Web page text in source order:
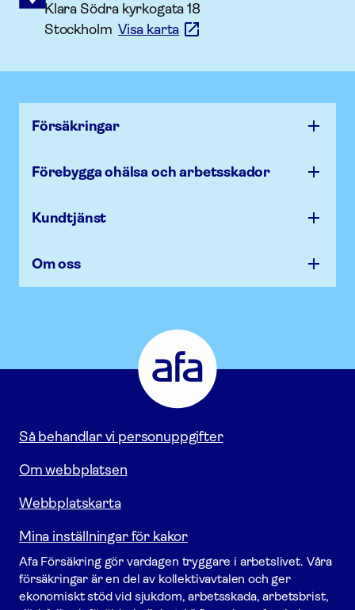
Klara Södra kyrkogata 18
StockholmVisa karta
Försäk­ringar
Förebygga ohälsa och arbets­skador
Kundtjänst
Om oss
Försäkring
Gå
till
startsidan
Så behandlar vi personuppgifter
Om webbplatsen
Webbplatskarta
Mina inställningar för kakor
Afa För­säkring gör vardagen tryggare i arbetslivet. Våra
försäk­ringar är en del av kollektivavtalen och ger
ekonomiskt stöd vid sjukdom, arbetsskada, arbetsbrist,